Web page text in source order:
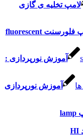
ی گازی
لامپ فلورسنت fluorescent
نورپردازی :
نورپردازی